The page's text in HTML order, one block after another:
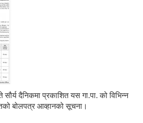
दैनिकमा प्रकाशित यस गा.पा. को विभिन्न
बोलपत्र आव्हानको सूचना।